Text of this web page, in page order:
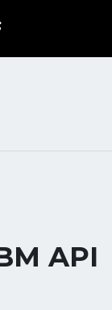
API